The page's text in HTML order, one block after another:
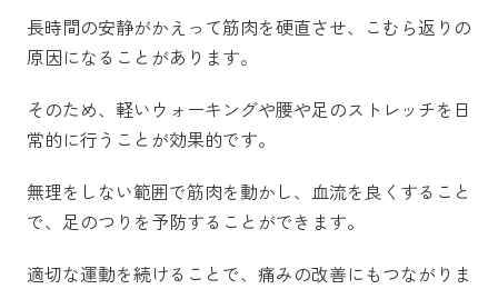
長時間の安静がかえって筋肉を硬直させ、こむら返りの
原因になることがあります。
そのため、軽いウォーキングや腰や足のストレッチを日
常的に行うことが効果的です。
無理をしない範囲で筋肉を動かし、血流を良くすること
で、足のつりを予防することができます。
適切な運動を続けることで、痛みの改善にもつながりま